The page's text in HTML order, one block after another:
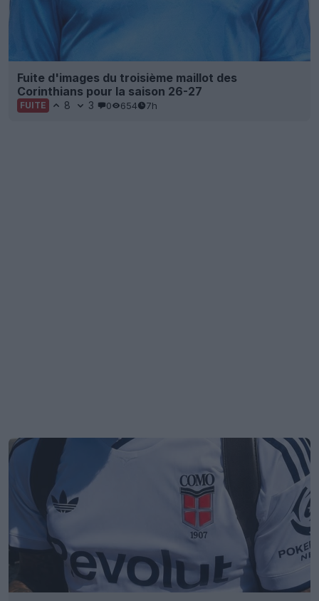
Fuite d'images du troisième maillot des
Corinthians pour la saison 26-27
FUITE 8 3 0 654 7h